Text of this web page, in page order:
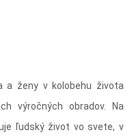
a ženy v kolobehu života
výročných obradov. Na
ľudský život vo svete, v